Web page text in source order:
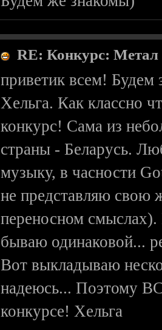
RE: Конкурс: Метал
приветик всем!
Хельга. Как классно
конкурс! Сама из
страны - Беларусь.
музыку, в часности
не представляю свою
переносном
бываю одинаковой...
Вот выкладываю
надеюсь... Поэтому
конкурсе! Хельга